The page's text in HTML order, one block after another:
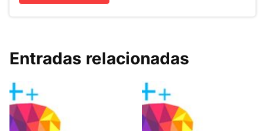
Entradas relacionadas